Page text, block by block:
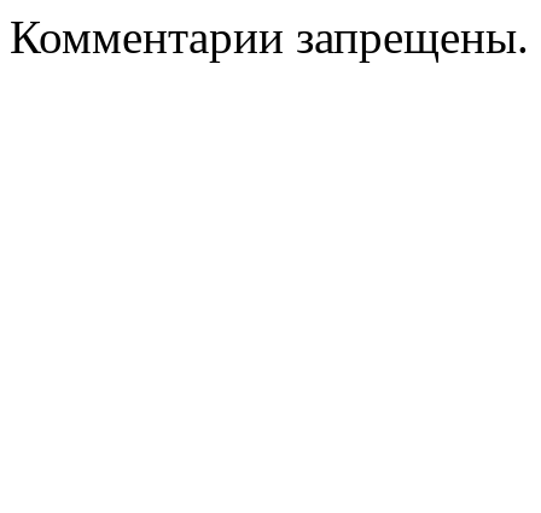
Комментарии запрещены.